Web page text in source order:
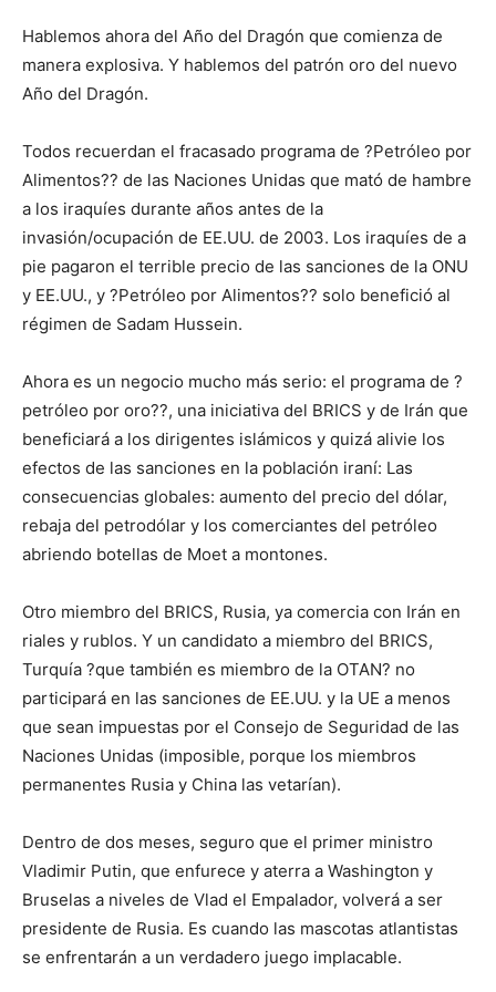
Hablemos ahora del Año del Dragón que comienza de
manera explosiva. Y hablemos del patrón oro del nuevo
Año del Dragón.
Todos recuerdan el fracasado programa de ?Petróleo por
Alimentos?? de las Naciones Unidas que mató de hambre
a los iraquíes durante años antes de la
invasión/ocupación de EE.UU. de 2003. Los iraquíes de a
pie pagaron el terrible precio de las sanciones de la ONU
y EE.UU., y ?Petróleo por Alimentos?? solo benefició al
régimen de Sadam Hussein.
Ahora es un negocio mucho más serio: el programa de ?
petróleo por oro??, una iniciativa del BRICS y de Irán que
beneficiará a los dirigentes islámicos y quizá alivie los
efectos de las sanciones en la población iraní: Las
consecuencias globales: aumento del precio del dólar,
rebaja del petrodólar y los comerciantes del petróleo
abriendo botellas de Moet a montones.
Otro miembro del BRICS, Rusia, ya comercia con Irán en
riales y rublos. Y un candidato a miembro del BRICS,
Turquía ?que también es miembro de la OTAN? no
participará en las sanciones de EE.UU. y la UE a menos
que sean impuestas por el Consejo de Seguridad de las
Naciones Unidas (imposible, porque los miembros
permanentes Rusia y China las vetarían).
Dentro de dos meses, seguro que el primer ministro
Vladimir Putin, que enfurece y aterra a Washington y
Bruselas a niveles de Vlad el Empalador, volverá a ser
presidente de Rusia. Es cuando las mascotas atlantistas
se enfrentarán a un verdadero juego implacable.